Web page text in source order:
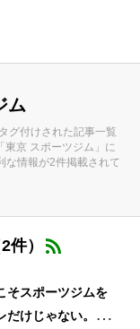
ム
グ付けされた記事一覧
東京 スポーツジム」に
な情報が2件掲載されて
）
そスポーツジムを
だけじゃない。お